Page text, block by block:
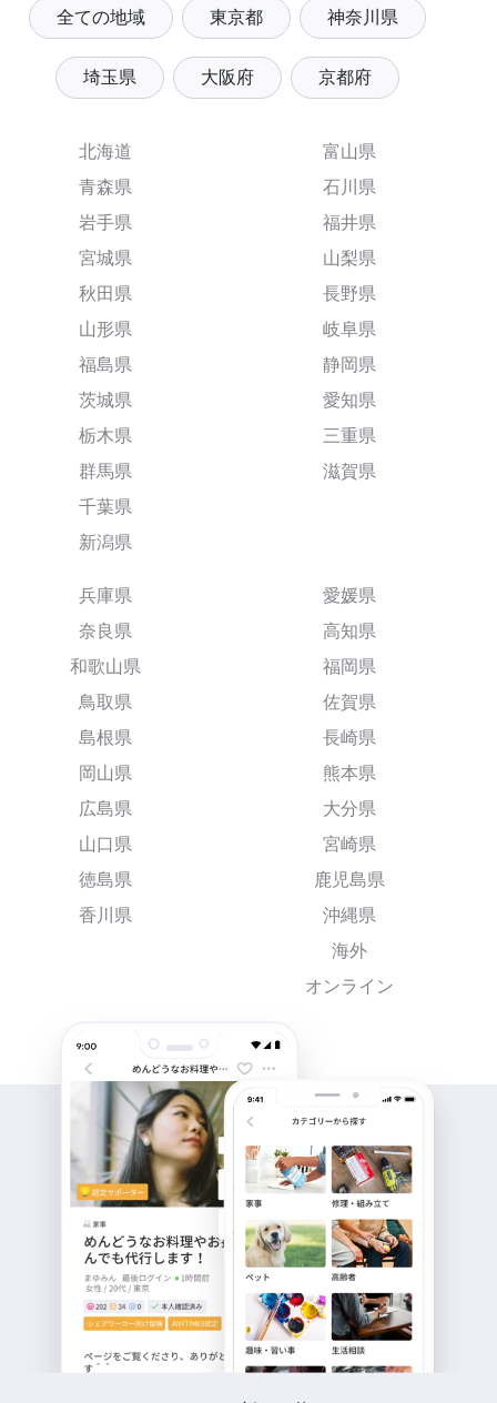
全ての地域 東京都 神奈川県
埼玉県 大阪府 京都府
北海道
青森県
岩手県
宮城県
秋田県
山形県
福島県
茨城県
栃木県
群馬県
千葉県
新潟県
富山県
石川県
福井県
山梨県
長野県
岐阜県
静岡県
愛知県
三重県
滋賀県
兵庫県
奈良県
和歌山県
鳥取県
島根県
岡山県
広島県
山口県
徳島県
香川県
愛媛県
高知県
福岡県
佐賀県
長崎県
熊本県
大分県
宮崎県
鹿児島県
沖縄県
海外
オンライン